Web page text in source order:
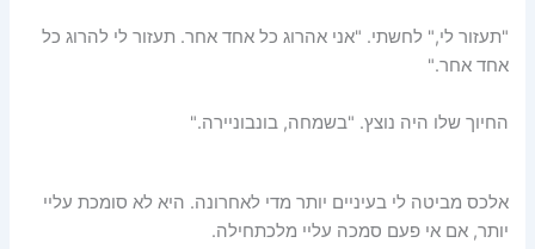
"תעזור לי," לחשתי. "אני אהרוג כל אחד אחר. תעזור לי להרוג כל
אחד אחר."
החיוך שלו היה נוצץ. "בשמחה, בונבוניירה."
אלכס מביטה לי בעיניים יותר מדי לאחרונה. היא לא סומכת עליי
יותר, אם אי פעם סמכה עליי מלכתחילה.